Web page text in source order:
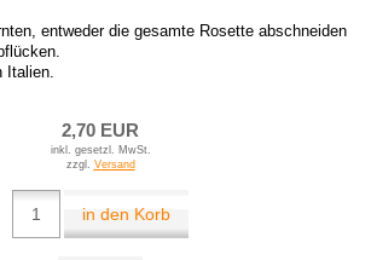
entweder die gesamte Rosette abschneiden
Italien.
2,70 EUR
inkl. gesetzl. MwSt.
zzgl. Versand
in den Korb